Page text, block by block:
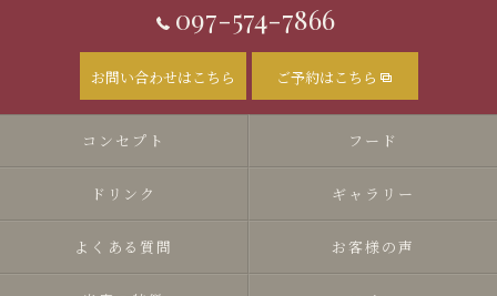
097-574-7866
お問い合わせはこちら ご予約はこちら
コンセプト フード
ドリンク ギャラリー
よくある質問 お客様の声